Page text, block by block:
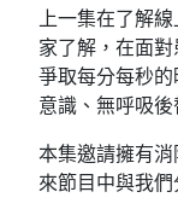
上一集在了解
家了解，在面
爭取每分每秒
意識、無呼吸
本集邀請擁有
來節目中與我